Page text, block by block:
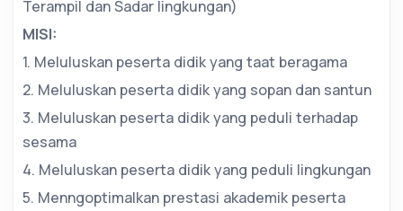
Terampil dan Sadar lingkungan)
MISI:
1. Meluluskan peserta didik yang taat beragama
2. Meluluskan peserta didik yang sopan dan santun
3. Meluluskan peserta didik yang peduli terhadap
sesama
4. Meluluskan peserta didik yang peduli lingkungan
5. Menngoptimalkan prestasi akademik peserta